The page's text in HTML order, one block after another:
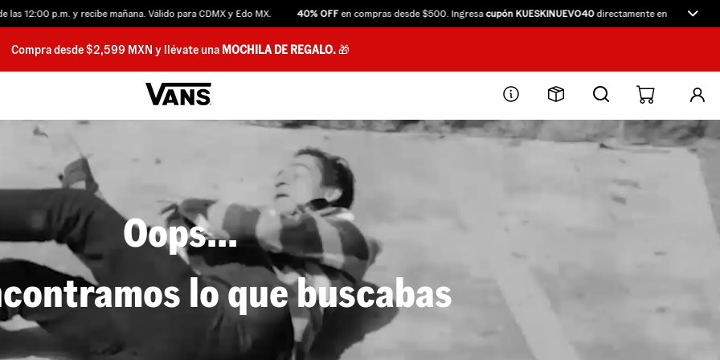
12:00 p.m. y recibe mañana. Válido para CDMX y Edo MX. 40% OFFen compras desde $500. Ingresacupón KUESKINUEVO40directamente en Kueski.
Compra desde $2,599 MXN y llévate una MOCHILA DE REGALO.🎁
Oops...
lo que buscabas